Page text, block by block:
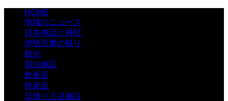
HOME
地域のニュース
日本神話と神社
伊勢志摩の祭り
観光
宿泊施設
飲食店
特産品
日帰り入浴施設